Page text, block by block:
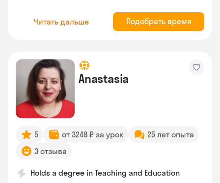
Читать дальше Подобрать время
Anastasia
5 от 3248 ₽ за урок
25 лет опыта
3 отзыва
Holds a degree in Teaching and Education